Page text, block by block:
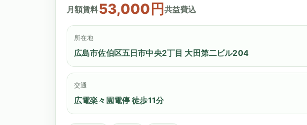
月額賃料53,000円 共益費込
所在地
広島市佐伯区五日市中央2丁目 大田第二ビル204
交通
広電楽々園電停 徒歩11分